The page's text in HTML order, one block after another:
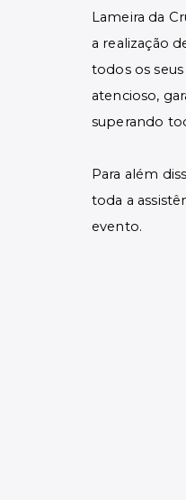
Lameira da
a realização
todos os
atencioso,
superando
Para além
toda a
evento.